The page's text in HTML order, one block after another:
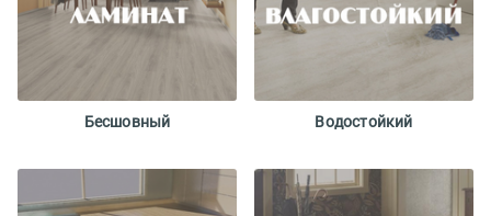
Бесшовный Водостойкий